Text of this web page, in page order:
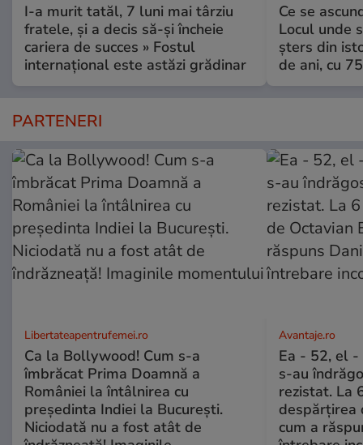
I-a murit tatăl, 7 luni mai târziu
fratele, și a decis să-și încheie
cariera de succes » Fostul
internațional este astăzi grădinar
Ce se
Locul unde
șters din
de ani, cu
PARTENERI
Libertateapentrufemei.ro
Ca la Bollywood! Cum s-a
îmbrăcat Prima Doamnă a
României la întâlnirea cu
președinta Indiei la București.
Niciodată nu a fost atât de
Avantaje.ro
Ea - 52, el -
s-au
rezistat. La
despărțirea
cum a